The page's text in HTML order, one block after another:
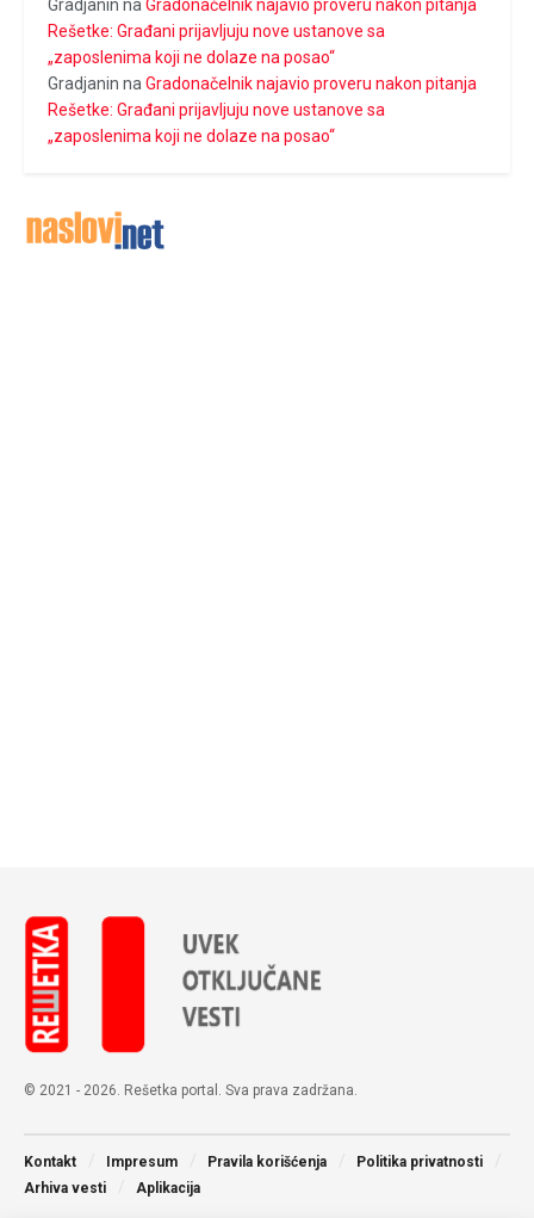
Gradjanin na Gradonačelnik najavio proveru nakon pitanja
Rešetke: Građani prijavljuju nove ustanove sa
„zaposlenima koji ne dolaze na posao“
Gradjanin na Gradonačelnik najavio proveru nakon pitanja
Rešetke: Građani prijavljuju nove ustanove sa
„zaposlenima koji ne dolaze na posao“
© 2021 - 2026. Rešetka portal. Sva prava zadržana.
Kontakt Impresum Pravila korišćenja
Politika privatnosti
Arhiva vesti
Aplikacija